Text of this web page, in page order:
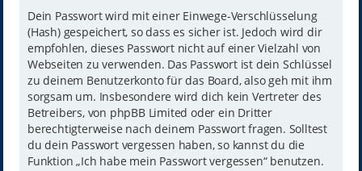
Dein Passwort wird mit einer Einwege-Verschlüsselung
(Hash) gespeichert, so dass es sicher ist. Jedoch wird dir
empfohlen, dieses Passwort nicht auf einer Vielzahl von
Webseiten zu verwenden. Das Passwort ist dein Schlüssel
zu deinem Benutzerkonto für das Board, also geh mit ihm
sorgsam um. Insbesondere wird dich kein Vertreter des
Betreibers, von phpBB Limited oder ein Dritter
berechtigterweise nach deinem Passwort fragen. Solltest
du dein Passwort vergessen haben, so kannst du die
Funktion „Ich habe mein Passwort vergessen“ benutzen.